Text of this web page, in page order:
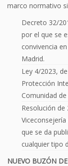
marco normativo
Decreto 32/
por el que se
convivencia
Madrid.
Ley 4/2023,
Protección
Comunidad
Resolución
que se da
cualquier tipo
NUEVO BUZÓN